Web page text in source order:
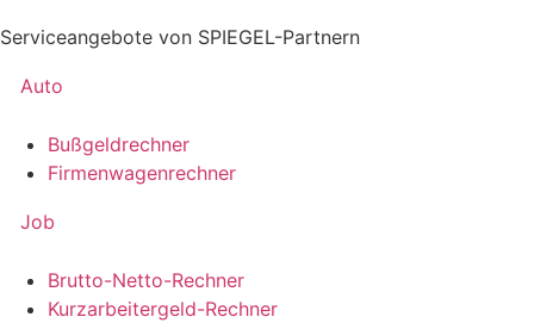
Serviceangebote von SPIEGEL-Partnern
Auto
Bußgeldrechner
Firmenwagenrechner
Job
Brutto-Netto-Rechner
Kurzarbeitergeld-Rechner